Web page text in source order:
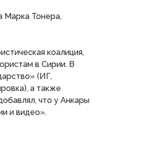
Марка Тонера,
коалиция,
в Сирии. В
(ИГ,
а также
что у Анкары
и видео».